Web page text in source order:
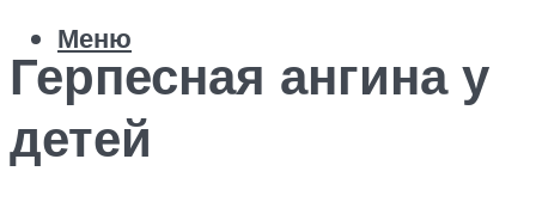
Меню
Герпесная ангина у
детей